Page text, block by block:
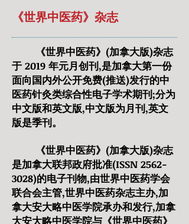
《世界中医药》杂志
《世界中医药》(加拿大版)杂志
于 2019 年元月创刊,是加拿大第一份
面向国内外公开免费(推送)发行的中
医药针灸类综合性电子学术期刊;分为
中文版和英文版,中文版为月刊,英文
版是季刊。
《世界中医药》(加拿大版)杂志
是加拿大联邦政府批准(ISSN 2562-
3028)的电子刊物,由世界中医药学会
联合会主管,世界中医药杂志主办,加
拿大安大略中医学院承办和发行,加拿
大安大略中医学院与《世界中医药》